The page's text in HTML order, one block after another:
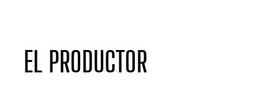
EL PRODUCTOR